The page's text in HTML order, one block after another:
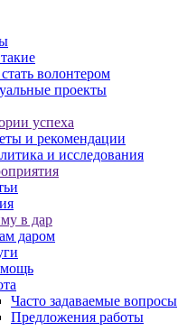
волонтером
проекты
успеха
и рекомендации
и исследования
в дар
даром
Часто задаваемые вопросы
Предложения работы